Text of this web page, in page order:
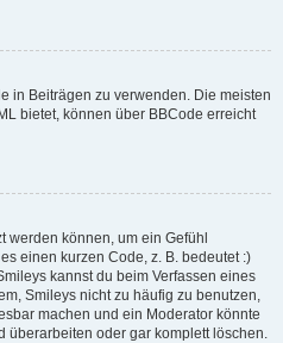
in Beiträgen zu verwenden. Die meisten
bietet, können über BBCode erreicht
werden können, um ein Gefühl
einen kurzen Code, z. B. bedeutet :)
kannst du beim Verfassen eines
Smileys nicht zu häufig zu benutzen,
machen und ein Moderator könnte
überarbeiten oder gar komplett löschen.